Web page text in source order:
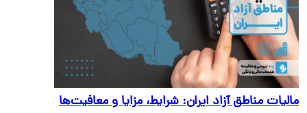
مناطق آزاد ایران: شرایط، مزایا و معافیت‌ها